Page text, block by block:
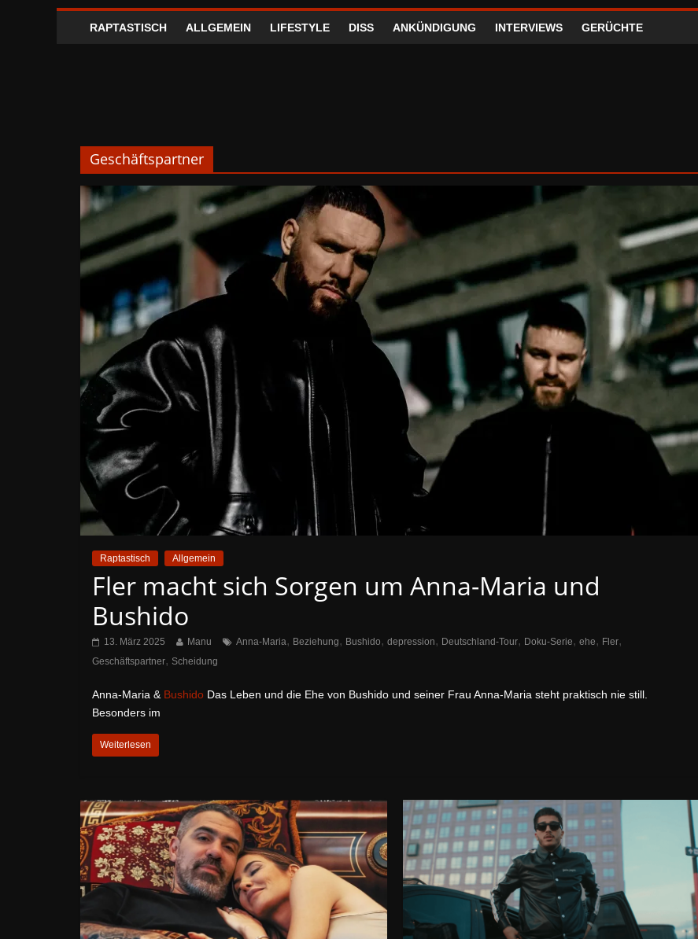
RAPTASTISCH ALLGEMEIN LIFESTYLE DISS ANKÜNDIGUNG INTERVIEWS GERÜCHTE
Geschäftspartner
Raptastisch Allgemein
Fler macht sich Sorgen um Anna-Maria und
Bushido
13. März 2025 Manu Anna-Maria, Beziehung, Bushido, depression, Deutschland-Tour, Doku-Serie, ehe, Fler,
Geschäftspartner, Scheidung
Anna-Maria & Bushido Das Leben und die Ehe von Bushido und seiner Frau Anna-Maria steht praktisch nie still.
Besonders im
Weiterlesen